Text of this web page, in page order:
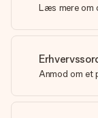
Læs mere om
Anmod om et